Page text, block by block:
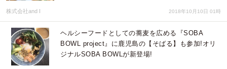
株式会社and I 2018年10月10日 01時
ヘルシーフードとしての蕎麦を広める『SOBA
BOWL project』に鹿児島の【そばる】も参加!オリ
ジナルSOBA BOWLが新登場!